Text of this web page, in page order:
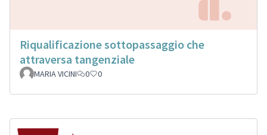
Riqualificazione sottopassaggio che
attraversa tangenziale
MARIA VICINI 0 0